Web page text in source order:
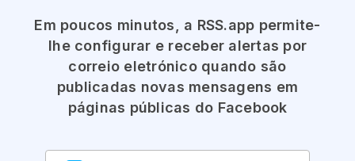
Em poucos minutos, a RSS.app permite-
lhe configurar e receber alertas por
correio eletrónico quando são
publicadas novas mensagens em
páginas públicas do Facebook